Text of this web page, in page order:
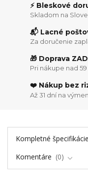
⚡ Bleskové
Skladom na
📬 Lacné
Za doručenie
🎁 Doprava
Pri nákupe nad
❤️ Nákup bez
Až 31 dní na
Kompletné špecifikácie
Komentáre
0